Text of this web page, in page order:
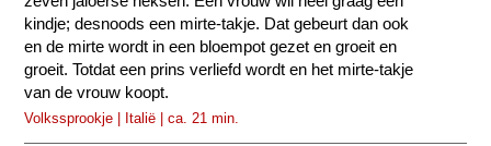
kindje; desnoods een mirte-takje. Dat gebeurt dan ook
en de mirte wordt in een bloempot gezet en groeit en
groeit. Totdat een prins verliefd wordt en het mirte-takje
van de vrouw koopt.
Volkssprookje | Italië | ca. 21 min.